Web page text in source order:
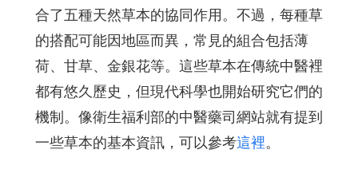
合了五種天然草本的協同作用。不過，每種草
的搭配可能因地區而異，常見的組合包括薄
荷、甘草、金銀花等。這些草本在傳統中醫裡
都有悠久歷史，但現代科學也開始研究它們的
機制。像衛生福利部的中醫藥司網站就有提到
一些草本的基本資訊，可以參考這裡。